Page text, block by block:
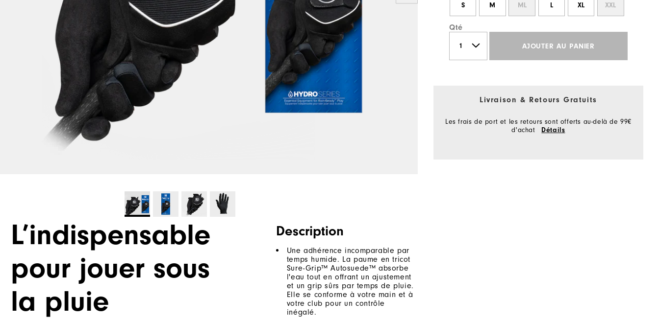
S M ML L XL XXL
Qté
AJOUTER AU PANIER
Livraison & Retours Gratuits
Les frais de port et les retours sont offerts au-delà de 99€
d'achat
Détails
L’indispensable
pour jouer sous
la pluie
Description
Une adhérence incomparable par
temps humide. La paume en tricot
Sure-Grip™ Autosuede™ absorbe
l'eau tout en offrant un ajustement
et un grip sûrs par temps de pluie.
Elle se conforme à votre main et à
votre club pour un contrôle
inégalé.